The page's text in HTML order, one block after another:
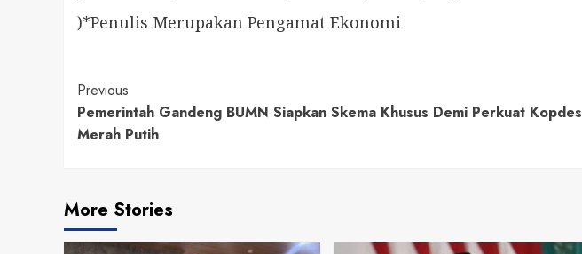
)*Penulis Merupakan Pengamat Ekonomi
Continue
Reading
Previous
Pemerintah Gandeng BUMN Siapkan Skema Khusus Demi Perkuat Kopdes
Merah Putih
More Stories